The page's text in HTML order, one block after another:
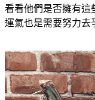
看看他們是否擁有這
運氣也是需要努力去